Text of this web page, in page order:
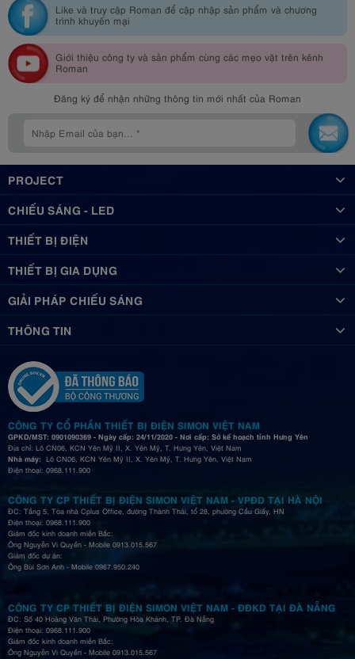
Like và truy cập Roman để cập nhập sản phẩm và chương
trình khuyến mại
Giới thiệu công ty và sản phẩm cùng các mẹo vặt trên kênh
Roman
Đăng ký để nhận những thông tin mới nhất của Roman
PROJECT
CHIẾU SÁNG - LED
THIẾT BỊ ĐIỆN
THIẾT BỊ GIA DỤNG
GIẢI PHÁP CHIẾU SÁNG
THÔNG TIN
CÔNG TY CỔ PHẦN THIẾT BỊ ĐIỆN SIMON VIỆT NAM
GPKD/MST: 0901090369 - Ngày cấp: 24/11/2020 - Nơi cấp: Sở kế hoạch tỉnh Hưng Yên
Địa chỉ: Lô CN06, KCN Yên Mỹ II, X. Yên Mỹ, T. Hưng Yên, Việt Nam
Nhà máy: Lô CN06, KCN Yên Mỹ II, X. Yên Mỹ, T. Hưng Yên, Việt Nam
Điện thoại: 0968.111.900
CÔNG TY CP THIẾT BỊ ĐIỆN SIMON VIỆT NAM - VPĐD TẠI HÀ NỘI
ĐC: Tầng 5, Tòa nhà Cplus Office, đường Thành Thái, tổ 28, phường Cầu Giấy, HN
Điện thoại: 0968.111.900
Giám đốc kinh doanh miền Bắc:
Ông Nguyễn Vi Quyền - Mobile 0913.015.567
Giám đốc dự án:
Ông Bùi Sơn Anh - Mobile 0967.950.240
CÔNG TY CP THIẾT BỊ ĐIỆN SIMON VIỆT NAM - ĐĐKD TẠI ĐÀ NẴNG
ĐC: Số 40 Hoàng Văn Thái, Phường Hòa Khánh, TP. Đà Nẵng
Điện thoại: 0968.111.900
Giám đốc kinh doanh miền Bắc:
Ông Nguyễn Vi Quyền - Mobile 0913.015.567